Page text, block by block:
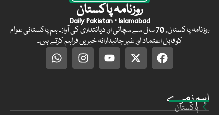
اہم زمرے
پاکستان
روزنامہ پاکستان
Daily Pakistan · Islamabad
روزنامہ پاکستان, 70 سال سے سچائی اور دیانتداری کی آواز۔ ہم پاکستانی عوام
کو قابل اعتماد اور غیر جانبدارانہ خبریں فراہم کرتے ہیں۔